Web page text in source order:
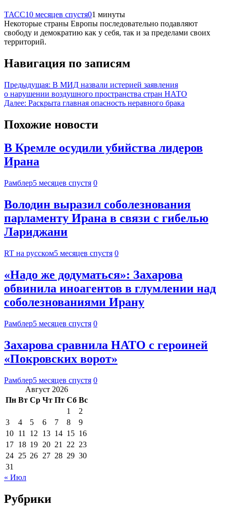
ТАСС10 месяцев спустя01 минуты
Некоторые страны Европы последовательно подавляют
свободу и демократию как у себя, так и за пределами своих
территорий.
Навигация по записям
Предыдущая: В МИД назвали истерией заявления
о нарушении воздушного пространства стран НАТО
Далее: Раскрыта главная опасность неравного брака
Похожие новости
В Кремле осудили убийства лидеров
Ирана
Рамблер5 месяцев спустя 0
Володин выразил соболезнования
парламенту Ирана в связи с гибелью
Лариджани
RT на русском5 месяцев спустя 0
«Надо же додуматься»: Захарова
обвинила иноагентов в глумлении над
соболезнованиями Ирану
Рамблер5 месяцев спустя 0
Захарова сравнила НАТО с героиней
«Покровских ворот»
Рамблер5 месяцев спустя 0
Август 2026
Пн Вт Ср Чт Пт Сб Вс
1
2
3
4 5 6 7 8
9
10 11 12 13 14 15 16
17 18 19 20 21 22 23
24 25 26 27 28 29 30
31
« Июл
Рубрики